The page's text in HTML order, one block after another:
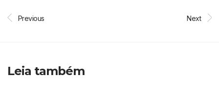
Previous Next
Leia também